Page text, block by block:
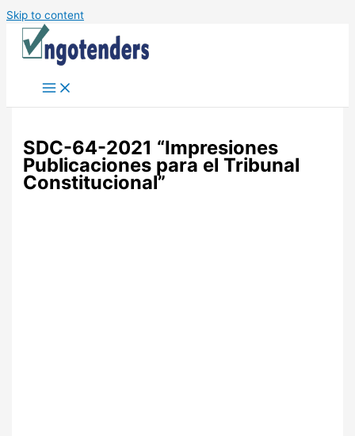
Skip to content
SDC-64-2021 “Impresiones
Publicaciones para el Tribunal
Constitucional”